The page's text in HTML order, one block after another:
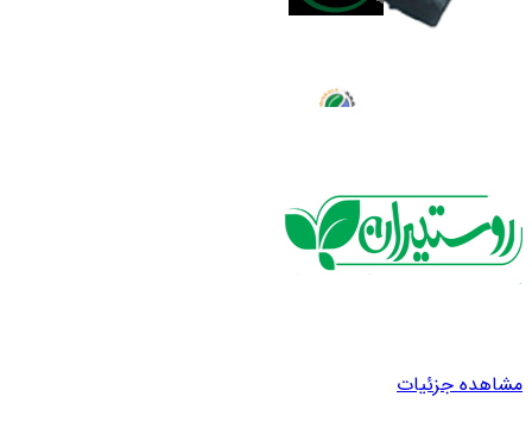
مشاهده جزئیات